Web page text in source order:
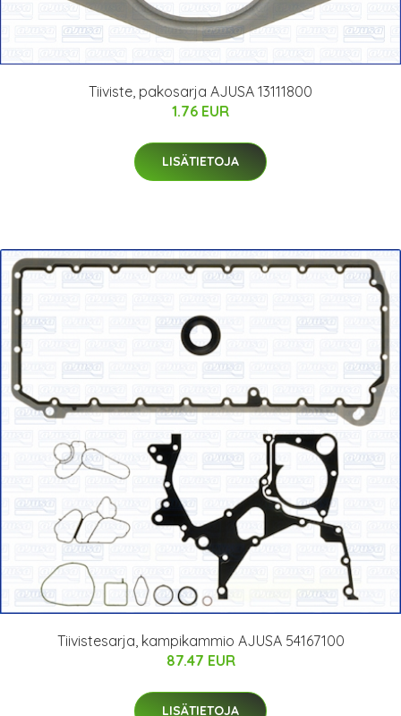
Tiiviste, pakosarja AJUSA 13111800
1.76 EUR
LISÄTIETOJA
Tiivistesarja, kampikammio AJUSA 54167100
87.47 EUR
LISÄTIETOJA